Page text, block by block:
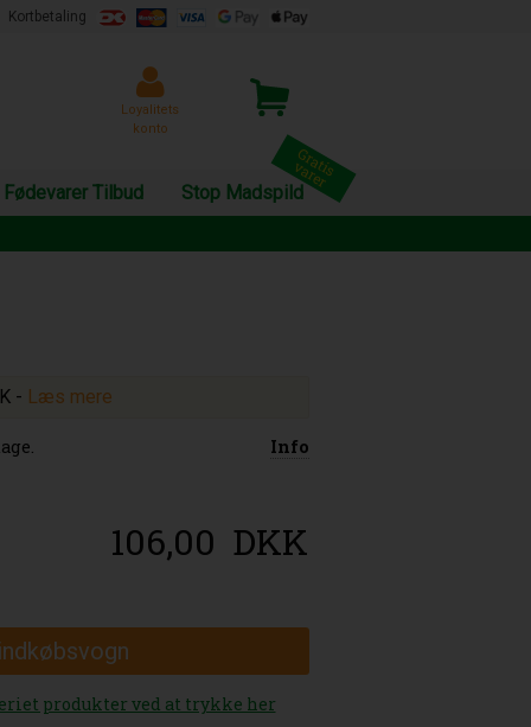
Kortbetaling
Loyalitets
konto
Fødevarer Tilbud Stop Madspild
- Læs mere
Info
106,00 DKK
produkter ved at trykke her